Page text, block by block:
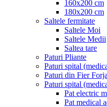
160x200 cm
180x200 cm
Saltele fermitate
Saltele Moi
Saltele Medii
Saltea tare
Paturi Pliante
Paturi spital
Paturi din Fier
Paturi spital
Pat electric
Pat medical